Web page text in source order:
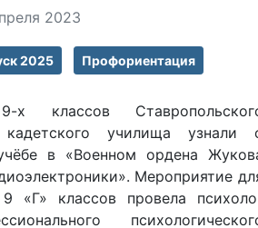
2023
2025 Профориентация
х классов
кадетского училища узнали
в «Военном ордена
Мероприятие
«Г» классов провела